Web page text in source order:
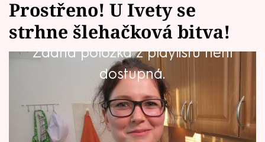
Témata
Seriály
Prostřeno! U Ivety se
strhne šlehačková bitva!
Žádná položka z playlistu není
dostupná.
Iveta (31) to s hosty umí, dobře uvaří a
uspořádá malou šlehačkovou bitvu.